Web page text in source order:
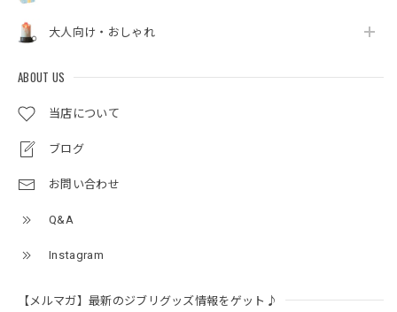
大人向け・おしゃれ
ABOUT US
当店について
ブログ
お問い合わせ
Q&A
Instagram
【メルマガ】最新のジブリグッズ情報をゲット♪